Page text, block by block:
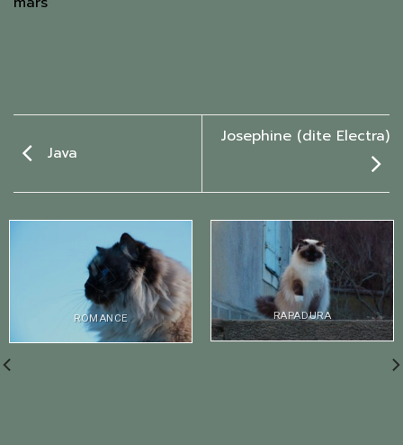
Java
Josephine (dite Electra)
ROMANCE RAPADURA